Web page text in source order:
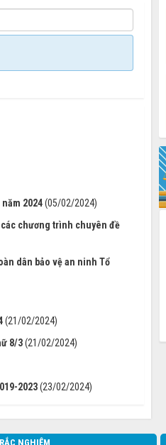
2024(05/02/2024)
chương trình chuyên đề
dân bảo vệ an ninh Tổ
(21/02/2024)
8/3(21/02/2024)
2023(23/02/2024)
NGHIỆM